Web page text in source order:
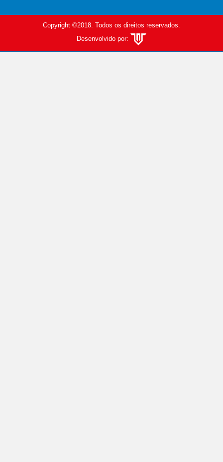
Copyright ©2018. Todos os direitos reservados.
Desenvolvido por: